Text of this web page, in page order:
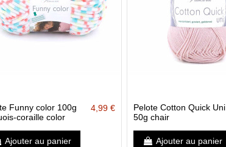
Funny color 100g
coraille color
4,99 €
Ajouter au panier
Pelote Cotton Quick Uni
50g chair
Ajouter au panier